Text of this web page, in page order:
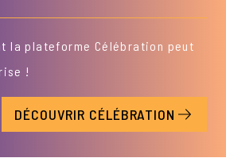
la plateforme Célébration peut
!
DÉCOUVRIR CÉLÉBRATION